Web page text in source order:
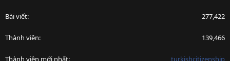
Bài viết 277,422
Thành viên 139,466
Thành viên mới nhất turkishcitizenship